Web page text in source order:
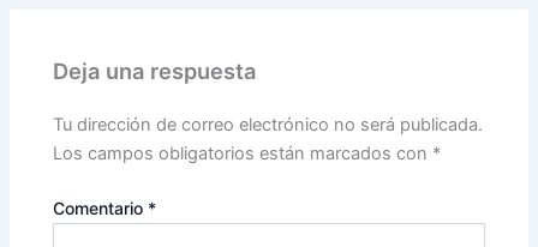
Deja una respuesta
Tu dirección de correo electrónico no será publicada.
Los campos obligatorios están marcados con *
Comentario *